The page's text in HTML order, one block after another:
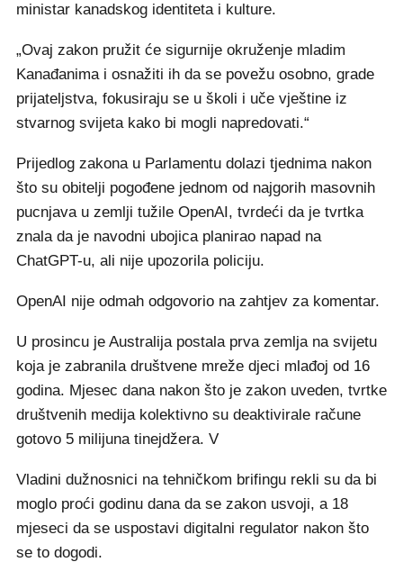
ministar kanadskog identiteta i kulture.
„Ovaj zakon pružit će sigurnije okruženje mladim
Kanađanima i osnažiti ih da se povežu osobno, grade
prijateljstva, fokusiraju se u školi i uče vještine iz
stvarnog svijeta kako bi mogli napredovati.“
Prijedlog zakona u Parlamentu dolazi tjednima nakon
što su obitelji pogođene jednom od najgorih masovnih
pucnjava u zemlji tužile OpenAI, tvrdeći da je tvrtka
znala da je navodni ubojica planirao napad na
ChatGPT-u, ali nije upozorila policiju.
OpenAI nije odmah odgovorio na zahtjev za komentar.
U prosincu je Australija postala prva zemlja na svijetu
koja je zabranila društvene mreže djeci mlađoj od 16
godina. Mjesec dana nakon što je zakon uveden, tvrtke
društvenih medija kolektivno su deaktivirale račune
gotovo 5 milijuna tinejdžera. V
Vladini dužnosnici na tehničkom brifingu rekli su da bi
moglo proći godinu dana da se zakon usvoji, a 18
mjeseci da se uspostavi digitalni regulator nakon što
se to dogodi.